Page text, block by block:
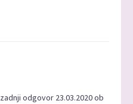
zadnji odgovor 23.03.2020 ob